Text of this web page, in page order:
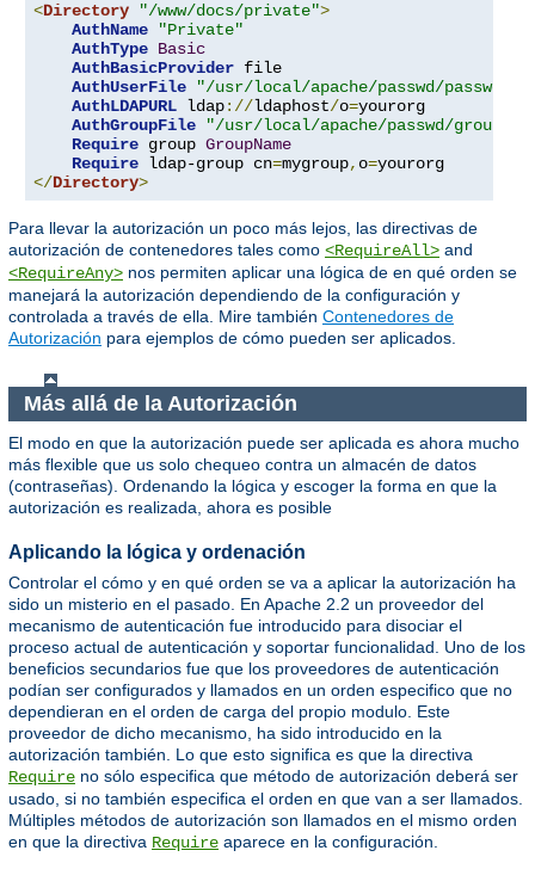
<Directory "/www/docs/private">
AuthName
"Private"
AuthType Basic
AuthBasicProvider file
AuthUserFile
"/usr/local/apache/passwd/
AuthLDAPURL ldap://ldaphost/o=yourorg
AuthGroupFile
"/usr/local/apache/passwd/groups"
Require group GroupName
Require ldap-group cn=mygroup, o=
</Directory>
Para llevar la autorización un poco más lejos, las directivas de
autorización de contenedores tales como <RequireAll> and
<RequireAny> nos permiten aplicar una lógica de en qué orden se
manejará la autorización dependiendo de la configuración y
controlada a través de ella. Mire también Contenedores de
Autorización para ejemplos de cómo pueden ser aplicados.
Más allá de la Autorización
El modo en que la autorización puede ser aplicada es ahora mucho
más flexible que us solo chequeo contra un almacén de datos
(contraseñas). Ordenando la lógica y escoger la forma en que la
autorización es realizada, ahora es posible
Aplicando la lógica y ordenación
Controlar el cómo y en qué orden se va a aplicar la autorización ha
sido un misterio en el pasado. En Apache 2.2 un proveedor del
mecanismo de autenticación fue introducido para disociar el
proceso actual de autenticación y soportar funcionalidad. Uno de los
beneficios secundarios fue que los proveedores de autenticación
podían ser configurados y llamados en un orden especifico que no
dependieran en el orden de carga del propio modulo. Este
proveedor de dicho mecanismo, ha sido introducido en la
autorización también. Lo que esto significa es que la directiva
Require no sólo especifica que método de autorización deberá ser
usado, si no también especifica el orden en que van a ser llamados.
Múltiples métodos de autorización son llamados en el mismo orden
en que la directiva Require aparece en la configuración.